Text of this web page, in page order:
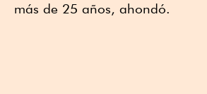
más de 25 años, ahondó.